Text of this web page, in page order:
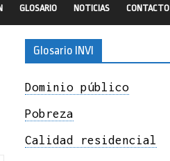
GLOSARIO NOTICIAS CONTACTO
Glosario INVI
Dominio público
Pobreza
Calidad residencial